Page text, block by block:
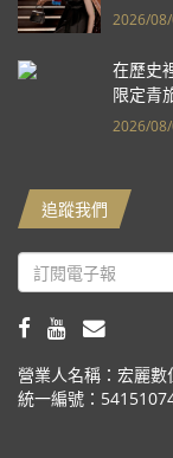
報亮眼
2026/
在歷史
限定青
2026/08/
追蹤我們
營業人名稱：宏麗
統一編號：